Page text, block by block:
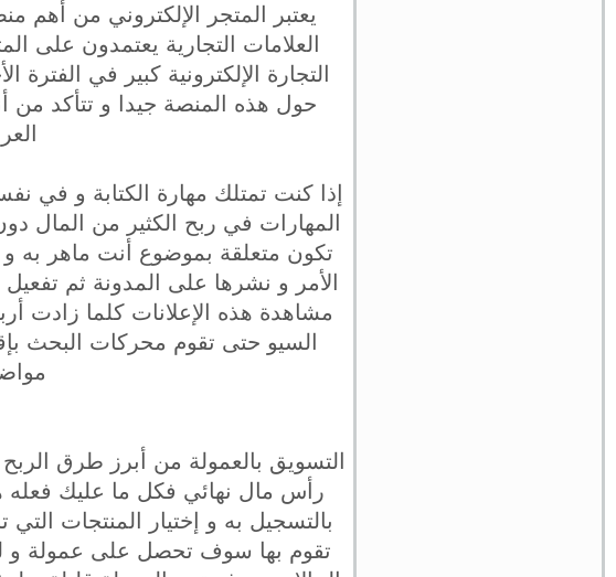
يعتبر المتجر الإلكتروني من
العلامات التجارية يعتمدون على
التجارة الإلكترونية كبير في
حول هذه المنصة جيدا و تتأكد من
إذا كنت تمتلك مهارة الكتابة و في
المهارات في ربح الكثير من المال
تكون متعلقة بموضوع أنت ماهر به و
الأمر و نشرها على المدونة ثم
مشاهدة هذه الإعلانات كلما
السيو حتى تقوم محركات البحث
التسويق بالعمولة من أبرز طرق الربح
رأس مال نهائي فكل ما عليك فعله
بالتسجيل به و إختيار المنتجات
تقوم بها سوف تحصل على عمولة و